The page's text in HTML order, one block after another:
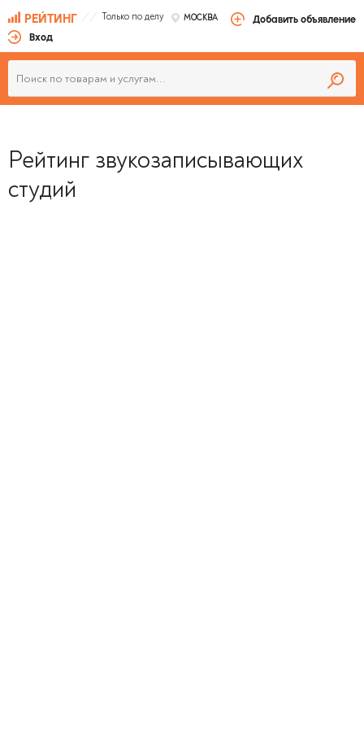
РЕЙТИНГ Только по делу МОСКВА
Добавить объявление
Вход
Рейтинг звукозаписывающих
студий